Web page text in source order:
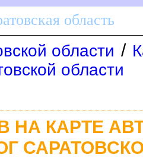
область
области /
области
НА КАРТЕ